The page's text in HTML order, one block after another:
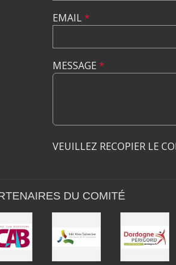
EMAIL*
MESSAGE *
VEUILLEZ RECOPIER LE
DU COMITÉ